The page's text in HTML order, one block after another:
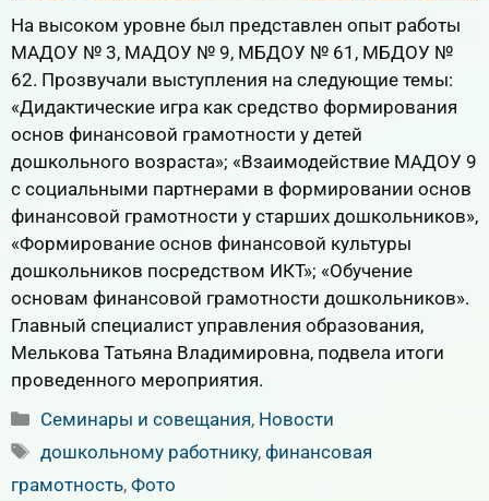
На высоком уровне был представлен опыт работы
МАДОУ № 3, МАДОУ № 9, МБДОУ № 61, МБДОУ №
62. Прозвучали выступления на следующие темы:
«Дидактические игра как средство формирования
основ финансовой грамотности у детей
дошкольного возраста»; «Взаимодействие МАДОУ 9
с социальными партнерами в формировании основ
финансовой грамотности у старших дошкольников»,
«Формирование основ финансовой культуры
дошкольников посредством ИКТ»; «Обучение
основам финансовой грамотности дошкольников».
Главный специалист управления образования,
Мелькова Татьяна Владимировна, подвела итоги
проведенного мероприятия.
Рубрики
Семинары и совещания, Новости
Метки
дошкольному работнику,финансовая
грамотность, Фото